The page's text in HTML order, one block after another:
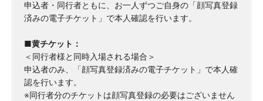
申込者・同行者ともに、お一人ずつご自身の「顔写真登録
済みの電子チケット」で本人確認を行います。
■黄チケット：
＜同行者様と同時入場される場合＞
申込者のみ、「顔写真登録済みの電子チケット」で本人確
認を行います。
※同行者分のチケットは顔写真登録の必要はございません